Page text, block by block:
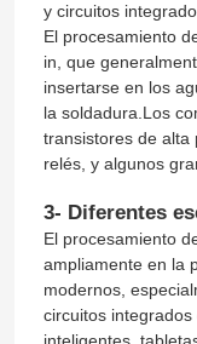
y circuitos
El procesamiento
in, que
insertarse en los
la soldadura.Los
transistores de alta
relés, y algunos
3- Diferentes
El procesamiento
ampliamente en la
modernos,
circuitos